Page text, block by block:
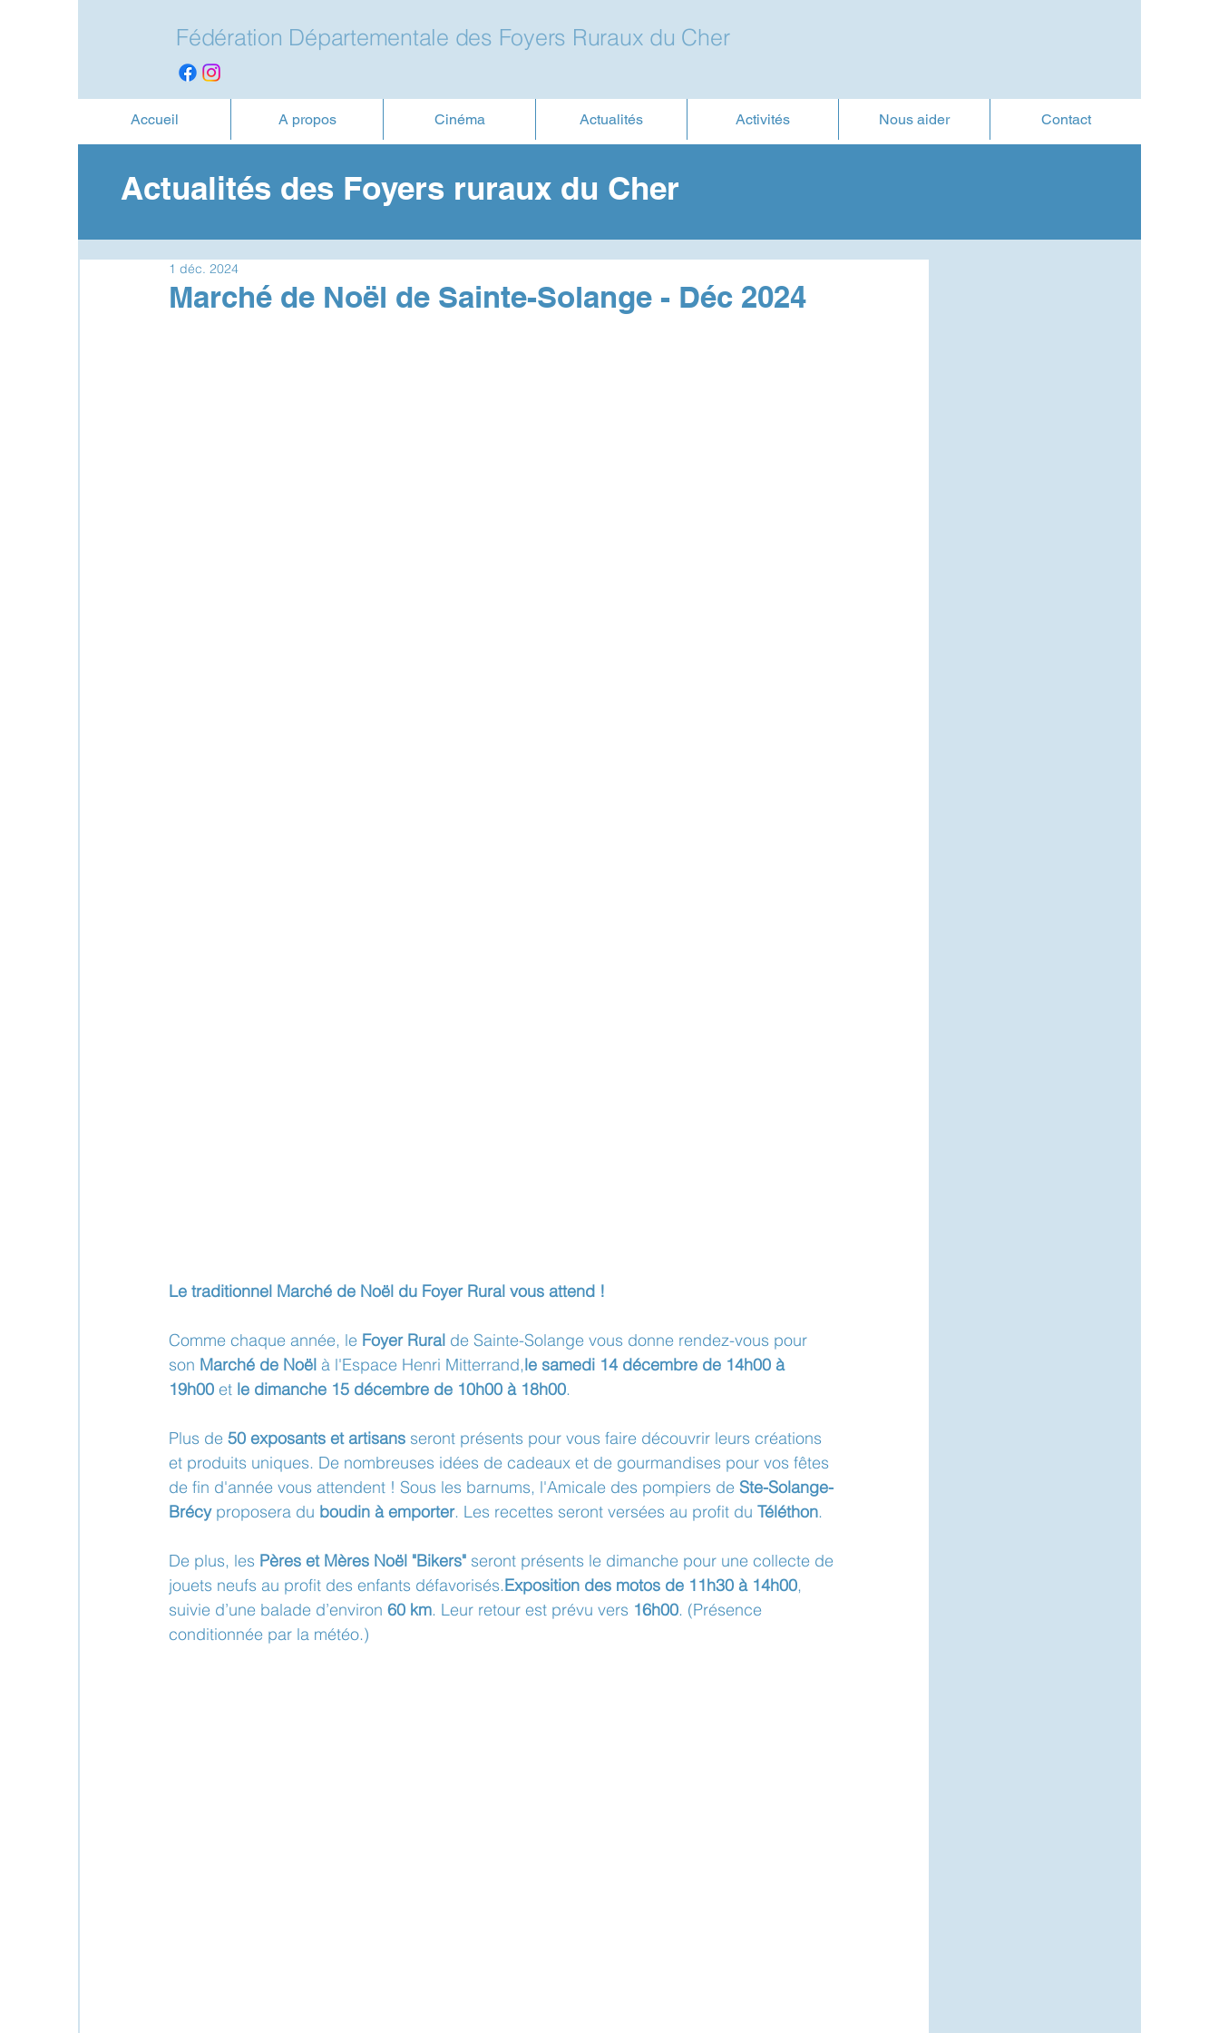
Fédération Départementale des Foyers Ruraux du Cher
Accueil A propos Cinéma Actualités Activités Nous aider Contact
Actualités des Foyers ruraux du Cher
Marché de Noël de Sainte-Solange - Déc 2024
1 déc. 2024
Le traditionnel Marché de Noël du Foyer Rural vous attend !
Comme chaque année, le Foyer Rural de Sainte-Solange vous donne rendez-vous pour
son Marché de Noël à l'Espace Henri Mitterrand,le samedi 14 décembre de 14h00 à
19h00 et le dimanche 15 décembre de 10h00 à 18h00.
Plus de 50 exposants et artisans seront présents pour vous faire découvrir leurs créations
et produits uniques. De nombreuses idées de cadeaux et de gourmandises pour vos fêtes
de fin d'année vous attendent ! Sous les barnums, l'Amicale des pompiers de Ste-Solange-
Brécy proposera du boudin à emporter. Les recettes seront versées au profit du Téléthon.
De plus, les Pères et Mères Noël "Bikers" seront présents le dimanche pour une collecte de
jouets neufs au profit des enfants défavorisés.Exposition des motos de 11h30 à 14h00,
suivie d’une balade d’environ 60 km. Leur retour est prévu vers 16h00. (Présence
conditionnée par la météo.)